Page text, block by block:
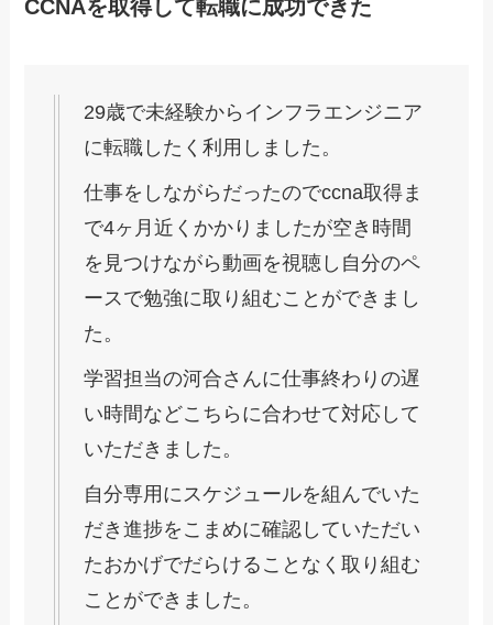
CCNAを取得して転職に成功できた
29歳で未経験からインフラエンジニア
に転職したく利用しました。
仕事をしながらだったのでccna取得ま
で4ヶ月近くかかりましたが空き時間
を見つけながら動画を視聴し自分のペ
ースで勉強に取り組むことができまし
た。
学習担当の河合さんに仕事終わりの遅
い時間などこちらに合わせて対応して
いただきました。
自分専用にスケジュールを組んでいた
だき進捗をこまめに確認していただい
たおかげでだらけることなく取り組む
ことができました。